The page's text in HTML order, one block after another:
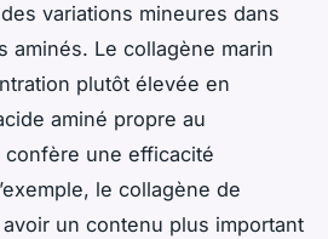
variations mineures dans
aminés. Le collagène marin
plutôt élevée en
aminé propre au
une efficacité
le collagène de
un contenu plus important